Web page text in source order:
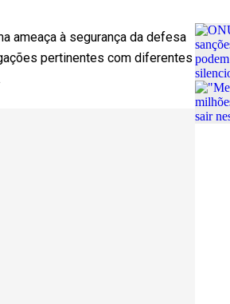
ameaça à segurança da defesa
pertinentes com diferentes